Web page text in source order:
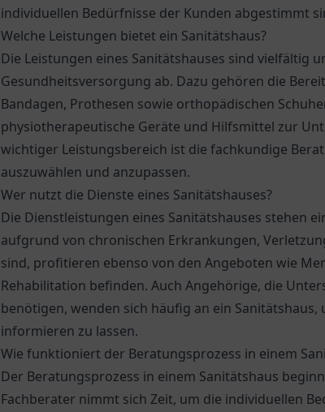
individuellen Bedürfnisse der Kunden abgestimmt
Welche Leistungen bietet ein Sanitätshaus?
Die Leistungen eines Sanitätshauses sind vielfältig
Gesundheitsversorgung ab. Dazu gehören die
Bandagen, Prothesen sowie orthopädischen
physiotherapeutische Geräte und Hilfsmittel zur
wichtiger Leistungsbereich ist die fachkundige
auszuwählen und anzupassen.
Wer nutzt die Dienste eines Sanitätshauses?
Die Dienstleistungen eines Sanitätshauses stehen
aufgrund von chronischen Erkrankungen,
sind, profitieren ebenso von den Angeboten wie
Rehabilitation befinden. Auch Angehörige, die
benötigen, wenden sich häufig an ein
informieren zu lassen.
Wie funktioniert der Beratungsprozess in einem
Der Beratungsprozess in einem Sanitätshaus
Fachberater nimmt sich Zeit, um die individuellen